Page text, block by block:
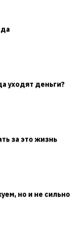
уходят деньги?
за это жизнь
но и не сильно